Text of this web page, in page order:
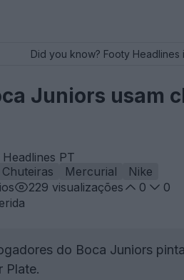
Did you know? Footy Headlines
Juniors usam
PT
Chuteiras Mercurial
Nike
229 visualizações 0
0
do Boca Juniors
Plate.